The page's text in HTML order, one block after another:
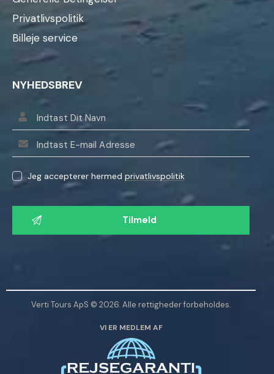
Privatlivspolitik
Billeje service
NYHEDSBREV
Jeg accepterer hermedprivatlivspolitik
L
d
Verti Tours ApS © 2026. Alle rettigheder forbeholdes.
VI ER MEDLEM AF